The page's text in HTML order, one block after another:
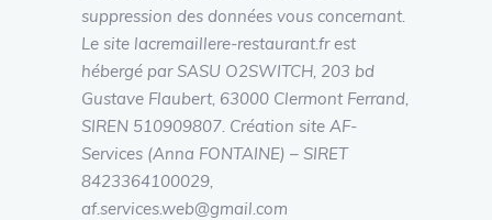
suppression des données vous concernant.
Le site lacremaillere-restaurant.fr est
hébergé par SASU O2SWITCH, 203 bd
Gustave Flaubert, 63000 Clermont Ferrand,
SIREN 510909807. Création site AF-
Services (Anna FONTAINE) – SIRET
8423364100029,
af.services.web@gmail.com